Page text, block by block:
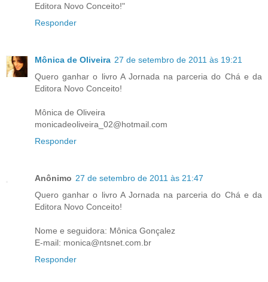
Editora Novo Conceito!"
Responder
Mônica de Oliveira 27 de setembro de 2011 às 19:21
Quero ganhar o livro A Jornada na parceria do Chá e da
Editora Novo Conceito!
Mônica de Oliveira
monicadeoliveira_02@hotmail.com
Responder
Anônimo 27 de setembro de 2011 às 21:47
Quero ganhar o livro A Jornada na parceria do Chá e da
Editora Novo Conceito!
Nome e seguidora: Mônica Gonçalez
E-mail: monica@ntsnet.com.br
Responder